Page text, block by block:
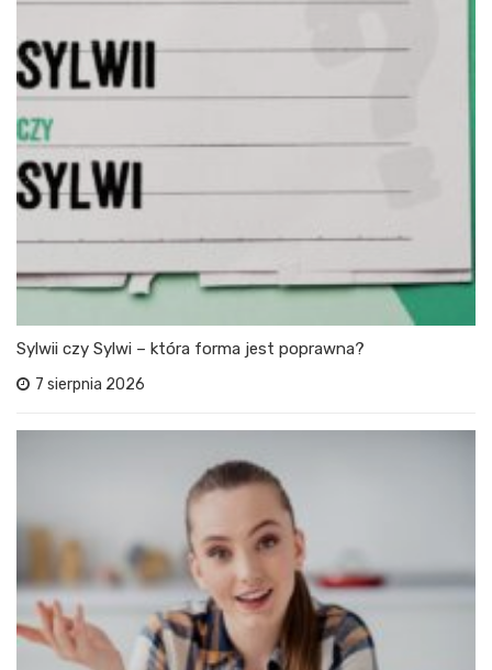
Sylwii czy Sylwi – która forma jest poprawna?
7 sierpnia 2026